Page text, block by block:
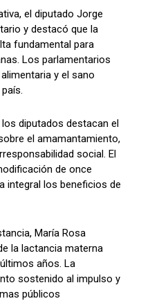
el diputado Jorge
y destacó que la
fundamental para
Los parlamentarios
y el sano
diputados destacan el
el amamantamiento,
social. El
de once
integral los beneficios de
María Rosa
la lactancia materna
años. La
sostenido al impulso y
públicos